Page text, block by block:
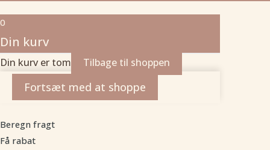
0
Din kurv
Din kurv er tom Tilbage til shoppen
Fortsæt med at shoppe
Beregn fragt
Få rabat